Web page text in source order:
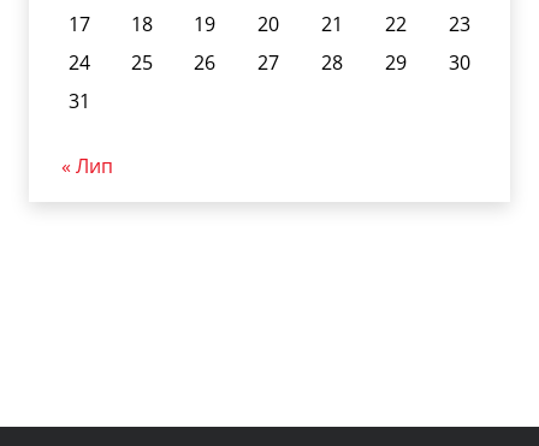
17
18 19 20 21 22
23
24
25 26 27 28 29
30
31
« Лип